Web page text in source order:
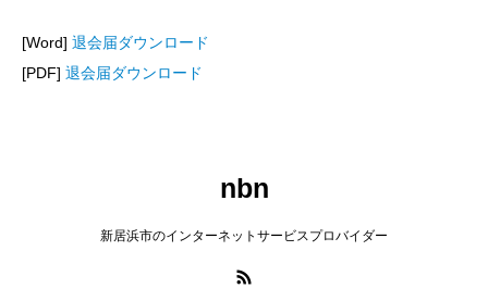
[Word] 退会届ダウンロード
[PDF] 退会届ダウンロード
nbn
新居浜市のインターネットサービスプロバイダー